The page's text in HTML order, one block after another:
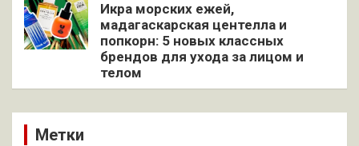
Икра морских ежей,
мадагаскарская центелла и
попкорн: 5 новых классных
брендов для ухода за лицом и
телом
Метки